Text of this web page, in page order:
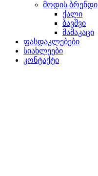
მოდის ბრენდი
ქალი
ბავშვი
მამაკაცი
ფასდაკლებები
სიახლეები
კონტაქტი